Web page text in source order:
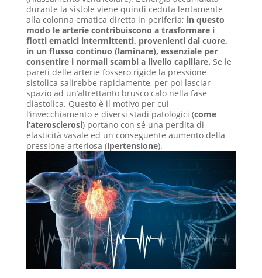
durante la sistole viene quindi ceduta lentamente
alla colonna ematica diretta in periferia; in questo
modo le arterie contribuiscono a trasformare i
flotti ematici intermittenti, provenienti dal cuore,
in un flusso continuo (laminare), essenziale per
consentire i normali scambi a livello capillare. Se le
pareti delle arterie fossero rigide la pressione
sistolica salirebbe rapidamente, per poi lasciar
spazio ad un’altrettanto brusco calo nella fase
diastolica. Questo è il motivo per cui
l’invecchiamento e diversi stadi patologici (come
l’aterosclerosi) portano con sé una perdita di
elasticità vasale ed un conseguente aumento della
pressione arteriosa (ipertensione).